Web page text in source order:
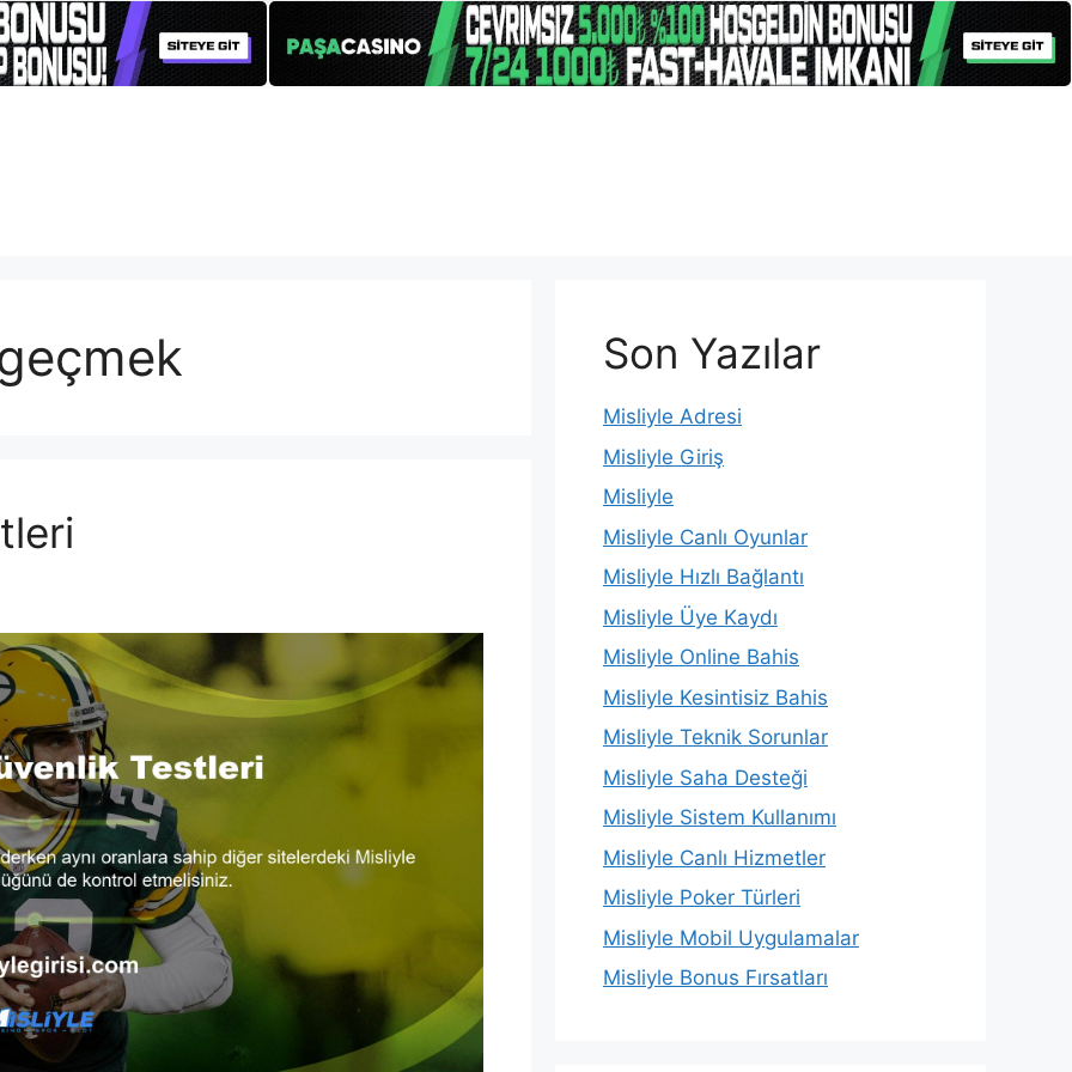
Son Yazılar
Misliyle Adresi
Misliyle Giriş
Misliyle
Misliyle Canlı Oyunlar
Misliyle Hızlı Bağlantı
Misliyle Üye Kaydı
Misliyle Online Bahis
Misliyle Kesintisiz Bahis
Misliyle Teknik Sorunlar
Misliyle Saha Desteği
Misliyle Sistem Kullanımı
Misliyle Canlı Hizmetler
Misliyle Poker Türleri
Misliyle Mobil Uygulamalar
Misliyle Bonus Fırsatları